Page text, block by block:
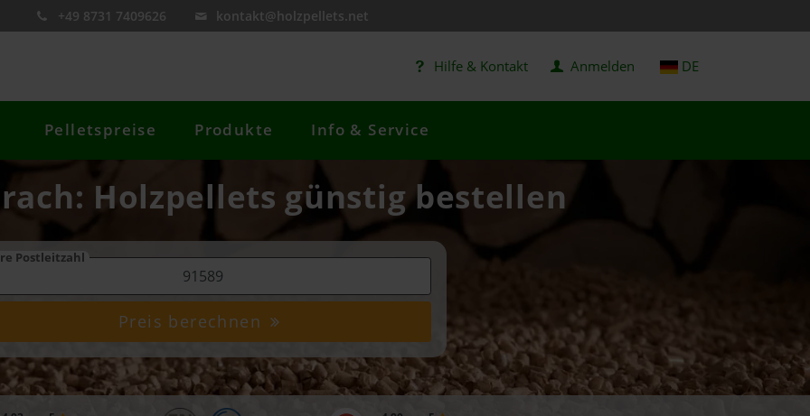
+49 8731 7409626 kontakt@holzpellets.net
Hilfe & Kontakt Anmelden DE
Pelletspreise Produkte Info & Service
Holzpellets günstig bestellen
Postleitzahl
Preis berechnen